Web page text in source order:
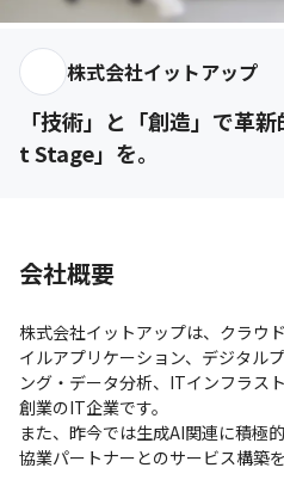
株式会社イットアップ
「技術」と「創造」で革
t Stage」を。
会社概要
株式会社イットアップは、クラウ
イルアプリケーション、デジタル
ング・データ分析、ITインフラス
創業のIT企業です。
また、昨今では生成AI関連に積極
協業パートナーとのサービス構築